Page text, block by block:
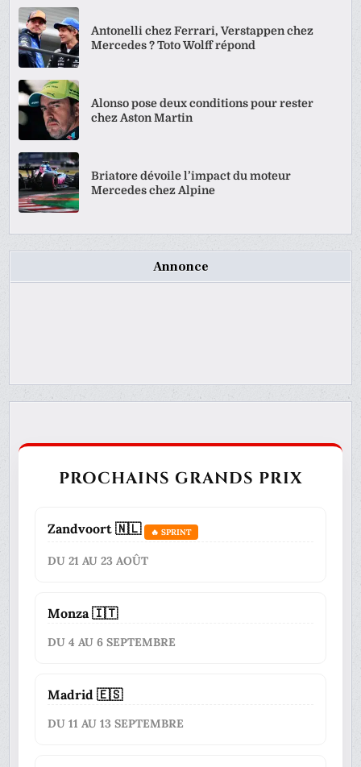
Antonelli chez Ferrari, Verstappen chez
Mercedes ? Toto Wolff répond
Alonso pose deux conditions pour rester
chez Aston Martin
Briatore dévoile l’impact du moteur
Mercedes chez Alpine
Annonce
PROCHAINS GRANDS PRIX
Zandvoort 🇳🇱 🔥 SPRINT
DU 21 AU 23 AOÛT
Monza 🇮🇹
DU 4 AU 6 SEPTEMBRE
Madrid 🇪🇸
DU 11 AU 13 SEPTEMBRE